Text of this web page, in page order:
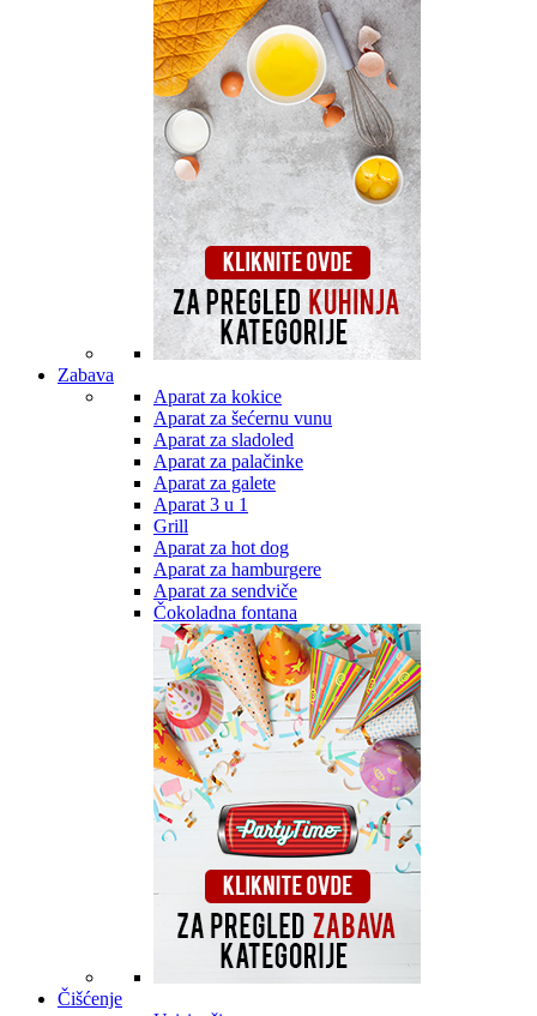
Zabava
Aparat za kokice
Aparat za šećernu vunu
Aparat za sladoled
Aparat za palačinke
Aparat za galete
Aparat 3 u 1
Grill
Aparat za hot dog
Aparat za hamburgere
Aparat za sendviče
Čokoladna fontana
Čišćenje